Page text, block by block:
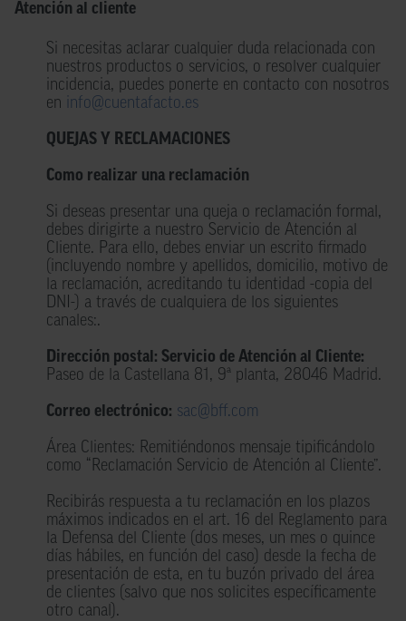
Atención al cliente
Si necesitas aclarar cualquier duda relacionada con
nuestros productos o servicios, o resolver cualquier
incidencia, puedes ponerte en contacto con nosotros
en nfo@cuentafacto.es
QUEJAS Y RECLAMACIONES
Como realizar una reclamación
Si deseas presentar una queja o reclamación formal,
debes dirigirte a nuestro Servicio de Atención al
Cliente. Para ello, debes enviar un escrito firmado
(incluyendo nombre y apellidos, domicilio, motivo de
la reclamación, acreditando tu identidad -copia del
DNI-) a través de cualquiera de los siguientes
canales:.
Dirección postal: Servicio de Atención al Cliente:
Paseo de la Castellana 81, 9ª planta, 28046 Madrid.
Correo electrónico: sac@bff.com
Área Clientes: Remitiéndonos mensaje tipificándolo
como “Reclamación Servicio de Atención al Cliente”.
Recibirás respuesta a tu reclamación en los plazos
máximos indicados en el art. 16 del Reglamento para
la Defensa del Cliente (dos meses, un mes o quince
días hábiles, en función del caso) desde la fecha de
presentación de esta, en tu buzón privado del área
de clientes (salvo que nos solicites específicamente
otro canal).